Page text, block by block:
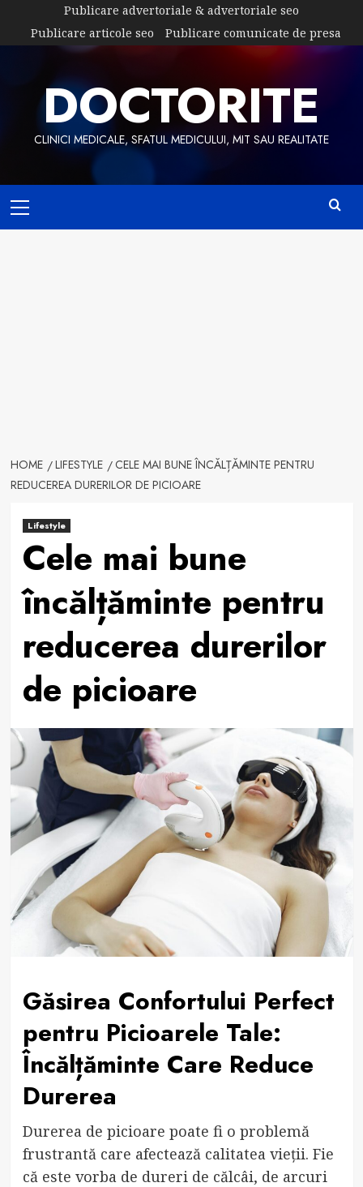
content
Publicare advertoriale & advertoriale seo
Publicare articole seo
Publicare comunicate de presa
DOCTORITE
CLINICI MEDICALE, SFATUL MEDICULUI, MIT SAU REALITATE
Menu
HOME LIFESTYLE
CELE MAI BUNE ÎNCĂLȚĂMINTE PENTRU
REDUCEREA DURERILOR DE PICIOARE
Lifestyle
Cele mai bune
încălțăminte pentru
reducerea durerilor
de picioare
Găsirea Confortului Perfect
pentru Picioarele Tale:
Încălțăminte Care Reduce
Durerea
Durerea de picioare poate fi o problemă
frustrantă care afectează calitatea vieții. Fie
că este vorba de dureri de călcâi, de arcuri